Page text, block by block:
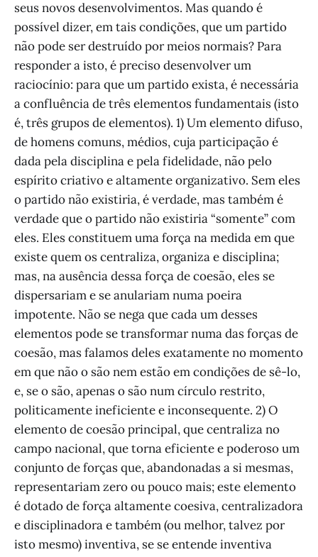
seus novos desenvolvimentos. Mas quando é
possível dizer, em tais condições, que um partido
não pode ser destruído por meios normais? Para
responder a isto, é preciso desenvolver um
raciocínio: para que um partido exista, é necessária
a confluência de três elementos fundamentais (isto
é, três grupos de elementos). 1) Um elemento difuso,
de homens comuns, médios, cuja participação é
dada pela disciplina e pela fidelidade, não pelo
espírito criativo e altamente organizativo. Sem eles
o partido não existiria, é verdade, mas também é
verdade que o partido não existiria “somente” com
eles. Eles constituem uma força na medida em que
existe quem os centraliza, organiza e disciplina;
mas, na ausência dessa força de coesão, eles se
dispersariam e se anulariam numa poeira
impotente. Não se nega que cada um desses
elementos pode se transformar numa das forças de
coesão, mas falamos deles exatamente no momento
em que não o são nem estão em condições de sê-lo,
e, se o são, apenas o são num círculo restrito,
politicamente ineficiente e inconsequente. 2) O
elemento de coesão principal, que centraliza no
campo nacional, que torna eficiente e poderoso um
conjunto de forças que, abandonadas a si mesmas,
representariam zero ou pouco mais; este elemento
é dotado de força altamente coesiva, centralizadora
e disciplinadora e também (ou melhor, talvez por
isto mesmo) inventiva, se se entende inventiva